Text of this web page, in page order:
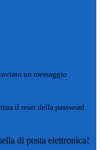
un messaggio
il reset della password
di posta elettronica!